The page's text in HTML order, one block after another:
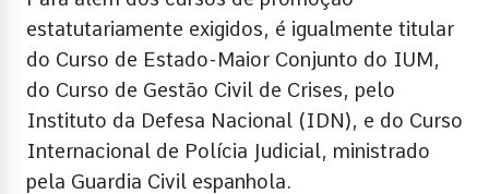
estatutariamente exigidos, é igualmente titular
do Curso de Estado-Maior Conjunto do IUM,
do Curso de Gestão Civil de Crises, pelo
Instituto da Defesa Nacional (IDN), e do Curso
Internacional de Polícia Judicial, ministrado
pela Guardia Civil espanhola.